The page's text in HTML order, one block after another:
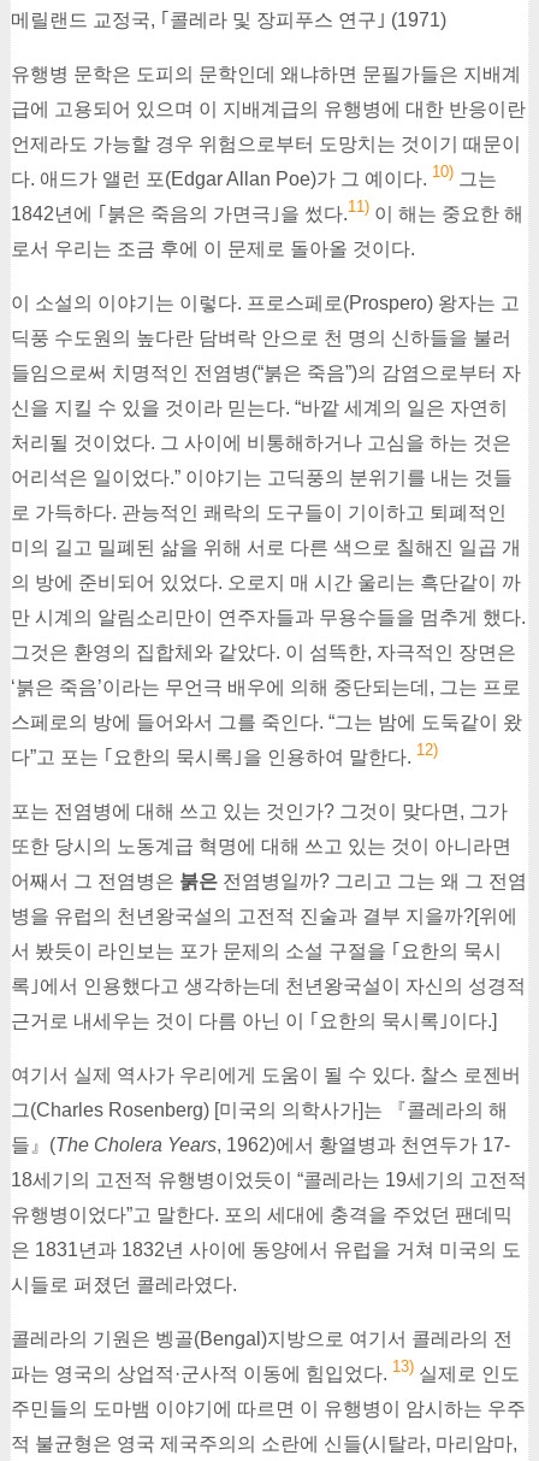
메릴랜드 교정국, ｢콜레라 및 장피푸스 연구｣ (1971)
유행병 문학은 도피의 문학인데 왜냐하면 문필가들은 지배계
급에 고용되어 있으며 이 지배계급의 유행병에 대한 반응이란
언제라도 가능할 경우 위험으로부터 도망치는 것이기 때문이
다. 애드가 앨런 포(Edgar Allan Poe)가 그 예이다. 10) 그는
1842년에 ｢붉은 죽음의 가면극｣을 썼다.11) 이 해는 중요한 해
로서 우리는 조금 후에 이 문제로 돌아올 것이다.
이 소설의 이야기는 이렇다. 프로스페로(Prospero) 왕자는 고
딕풍 수도원의 높다란 담벼락 안으로 천 명의 신하들을 불러
들임으로써 치명적인 전염병(“붉은 죽음”)의 감염으로부터 자
신을 지킬 수 있을 것이라 믿는다. “바깥 세계의 일은 자연히
처리될 것이었다. 그 사이에 비통해하거나 고심을 하는 것은
어리석은 일이었다.” 이야기는 고딕풍의 분위기를 내는 것들
로 가득하다. 관능적인 쾌락의 도구들이 기이하고 퇴폐적인
미의 길고 밀폐된 삶을 위해 서로 다른 색으로 칠해진 일곱 개
의 방에 준비되어 있었다. 오로지 매 시간 울리는 흑단같이 까
만 시계의 알림소리만이 연주자들과 무용수들을 멈추게 했다.
그것은 환영의 집합체와 같았다. 이 섬뜩한, 자극적인 장면은
‘붉은 죽음’이라는 무언극 배우에 의해 중단되는데, 그는 프로
스페로의 방에 들어와서 그를 죽인다. “그는 밤에 도둑같이 왔
다”고 포는 ｢요한의 묵시록｣을 인용하여 말한다. 12)
포는 전염병에 대해 쓰고 있는 것인가? 그것이 맞다면, 그가
또한 당시의 노동계급 혁명에 대해 쓰고 있는 것이 아니라면
어째서 그 전염병은 붉은 전염병일까? 그리고 그는 왜 그 전염
병을 유럽의 천년왕국설의 고전적 진술과 결부 지을까?[위에
서 봤듯이 라인보는 포가 문제의 소설 구절을 ｢요한의 묵시
록｣에서 인용했다고 생각하는데 천년왕국설이 자신의 성경적
근거로 내세우는 것이 다름 아닌 이 ｢요한의 묵시록｣이다.]
여기서 실제 역사가 우리에게 도움이 될 수 있다. 찰스 로젠버
그(Charles Rosenberg) [미국의 의학사가]는 『콜레라의 해
들』(The Cholera Years, 1962)에서 황열병과 천연두가 17-
18세기의 고전적 유행병이었듯이 “콜레라는 19세기의 고전적
유행병이었다”고 말한다. 포의 세대에 충격을 주었던 팬데믹
은 1831년과 1832년 사이에 동양에서 유럽을 거쳐 미국의 도
시들로 퍼졌던 콜레라였다.
콜레라의 기원은 벵골(Bengal)지방으로 여기서 콜레라의 전
파는 영국의 상업적·군사적 이동에 힘입었다. 13) 실제로 인도
주민들의 도마뱀 이야기에 따르면 이 유행병이 암시하는 우주
적 불균형은 영국 제국주의의 소란에 신들(시탈라, 마리암마,